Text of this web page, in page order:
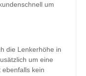
um
die Lenkerhöhe in
um eine
kein